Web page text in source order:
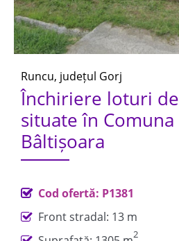
Runcu, județul Gorj
Închiriere loturi
situate în Comuna
Bâltișoara
Cod ofertă: P1381
Front stradal: 13 m
2